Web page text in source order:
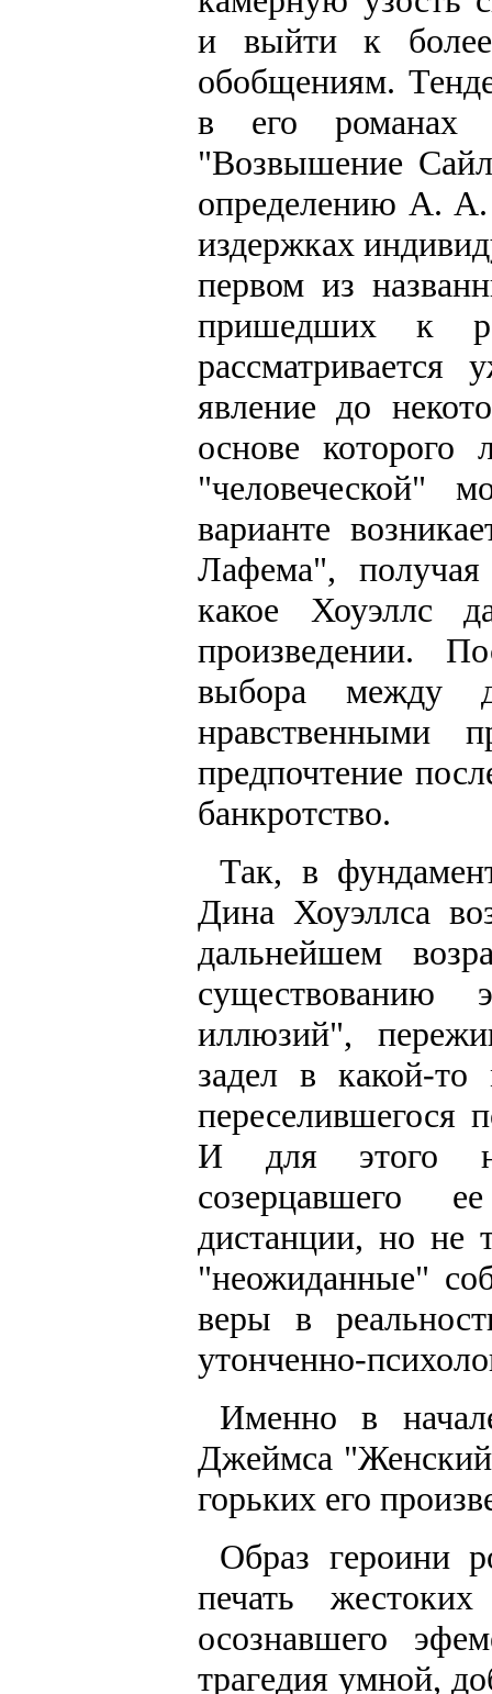
и выйти к
обобщениям.
в его романах
"Возвышение
определению А. А.
издержках
первом из
пришедших к
явление до
основе которого
"человеческой"
варианте
Лафема",
какое Хоуэллс
произведении.
выбора между
нравственными
предпочтение
банкротство.
Так, в
Дина Хоуэллса
дальнейшем
существованию
иллюзий",
задел в какой-
переселившегося
И для этого
созерцавшего
дистанции, но не
"неожиданные"
веры в
утонченно-
Именно в
Джеймса "Женский
горьких его
Образ героини
печать
осознавшего
трагедия умной,